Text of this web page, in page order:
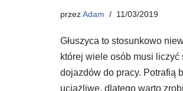
przezAdam 11/03/2019
Głuszyca to stosunkowo
której wiele osób musi
dojazdów do pracy. Potrafią
uciążliwe, dlatego warto